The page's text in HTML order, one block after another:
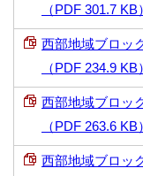
（PDF 301.7 KB）
西部地域ブロッ
（PDF 234.9 KB）
西部地域ブロッ
（PDF 263.6 KB）
西部地域ブロッ